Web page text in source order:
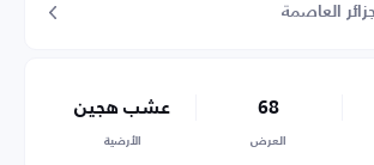
العاصمة
68
العرض
عشب هجين
الأرضية